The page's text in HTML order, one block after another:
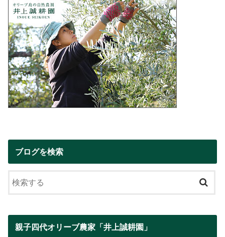
ブログを検索
親子四代オリーブ農家「井上誠耕園」